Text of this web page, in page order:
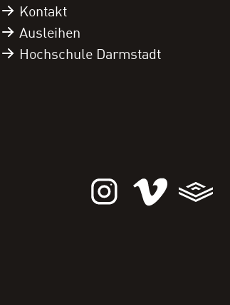
Kontakt
Ausleihen
Hochschule Darmstadt